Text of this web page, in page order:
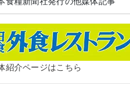
紹介ページはこちら